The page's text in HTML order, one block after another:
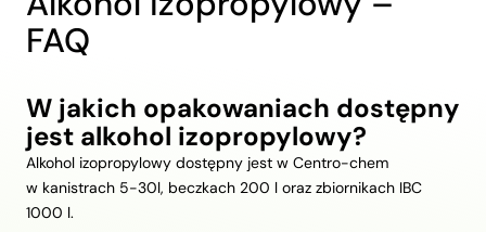
FAQ
W jakich opakowaniach dostępny
jest alkohol izopropylowy?
Alkohol izopropylowy dostępny jest w Centro-chem
w kanistrach 5-30l, beczkach 200 l oraz zbiornikach IBC
1000 l.